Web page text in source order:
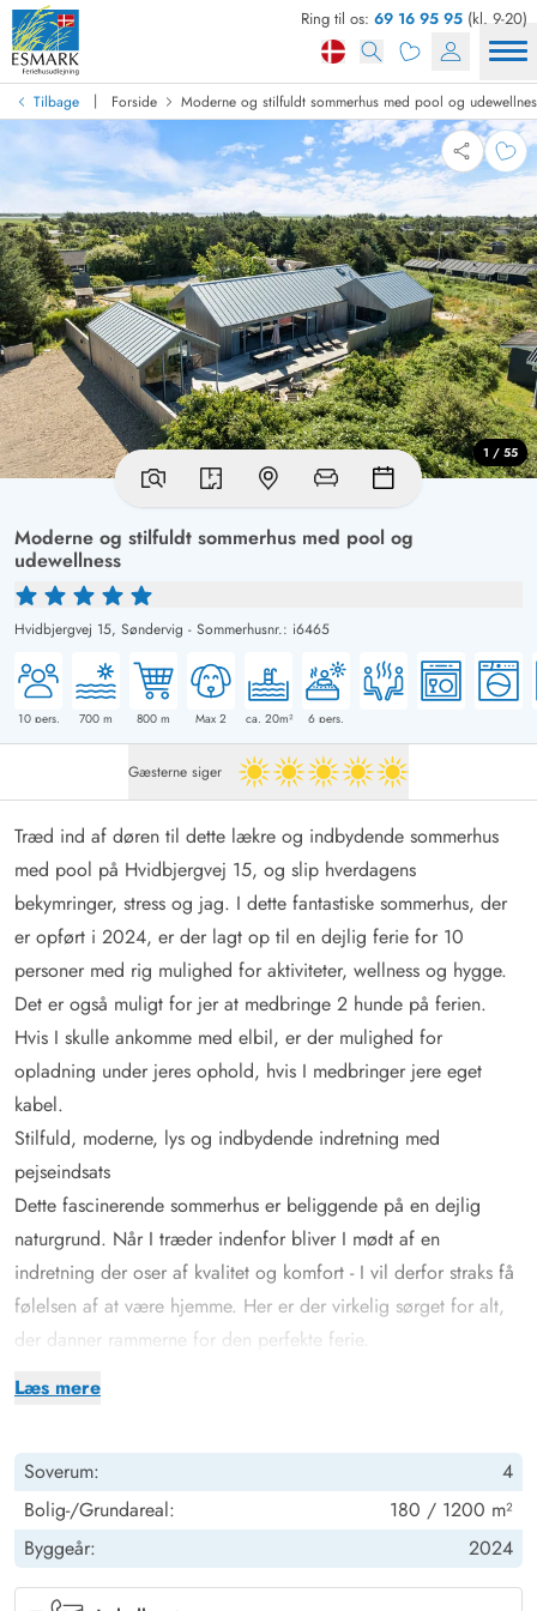
Ring til os: 69 16 95 95 (kl. 9-20)
Tilbage | Forside Moderne og stilfuldt sommerhus med pool og
Moderne og stilfuldt sommerhus med pool og
udewellness
Hvidbjergvej 15, Søndervig - Sommerhusnr.: i6465
10pers. 700 m 800 m Max 2 ca. 20m² 6 pers.
1 / 55
Gæsterne siger 5 ud af 5
Læs mere
Træd ind af døren til dette lækre og indbydende sommerhus
med pool på Hvidbjergvej 15, og slip hverdagens
bekymringer, stress og jag. I dette fantastiske sommerhus, der
er opført i 2024, er der lagt op til en dejlig ferie for 10
personer med rig mulighed for aktiviteter, wellness og hygge.
Det er også muligt for jer at medbringe 2 hunde på ferien.
Hvis I skulle ankomme med elbil, er der mulighed for
opladning under jeres ophold, hvis I medbringer jere eget
kabel.
Stilfuld, moderne, lys og indbydende indretning med
pejseindsats
Dette fascinerende sommerhus er beliggende på en dejlig
naturgrund. Når I træder indenfor bliver I mødt af en
indretning der oser af kvalitet og komfort - I vil derfor straks få
følelsen af at være hjemme. Her er der virkelig sørget for alt,
der danner rammerne for den perfekte ferie.
Det naturlige samlingssted er opholdsrummet, der er i åben
samles om en god film, imens varmen og de knitrende lyde fra
pejsen nydes i baggrunden. Via chromecast kan I streame jeres
yndlingsfilm eller -serier, hvis I har nogle streamningstjenester.
De 10 sovepladser er fordelt på 4 soverum, hvor 2 af
Soverum:
4
Bolig-/Grundareal:
180 / 1200 m²
Byggeår:
2024